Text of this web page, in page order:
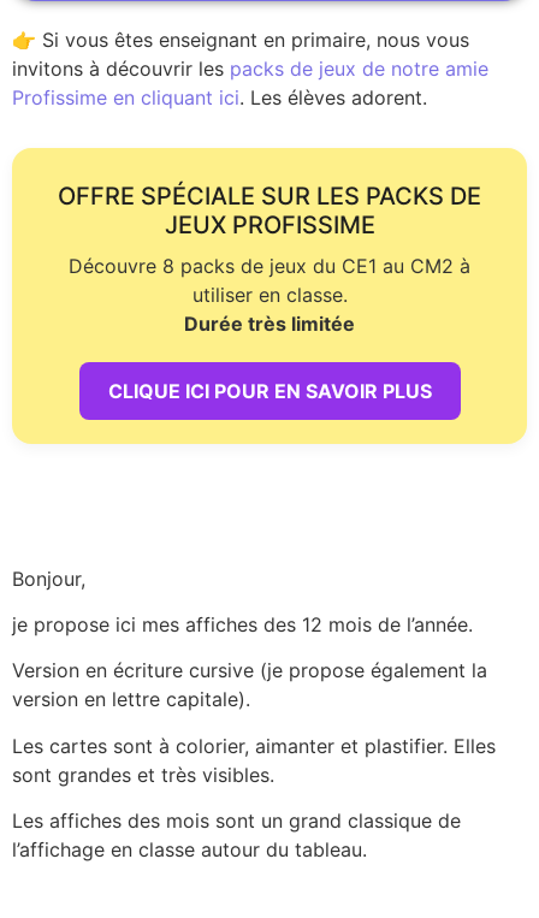
👉 Si vous êtes enseignant en primaire, nous vous
invitons à découvrir les packs de jeux de notre amie
Profissime en cliquant ici. Les élèves adorent.
OFFRE SPÉCIALE SUR LES PACKS DE
JEUX PROFISSIME
Découvre 8 packs de jeux du CE1 au CM2 à
utiliser en classe.
Durée très limitée
CLIQUE ICI POUR EN SAVOIR PLUS
Bonjour,
je propose ici mes affiches des 12 mois de l’année.
Version en écriture cursive (je propose également la
version en lettre capitale).
Les cartes sont à colorier, aimanter et plastifier. Elles
sont grandes et très visibles.
Les affiches des mois sont un grand classique de
l’affichage en classe autour du tableau.